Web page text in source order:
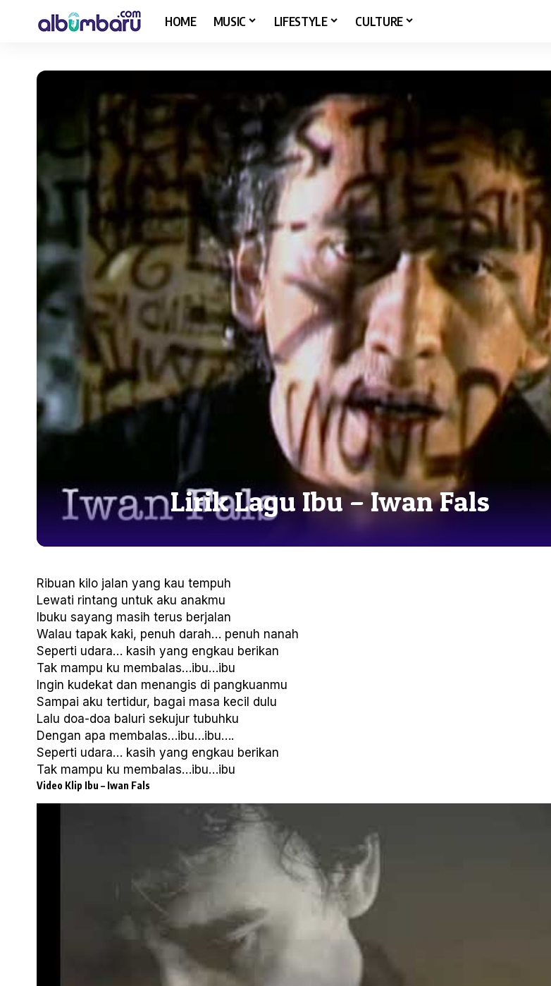
HOME MUSIC LIFESTYLE CULTURE
Lirik Lagu Ibu – Iwan Fals
Ribuan kilo jalan yang kau tempuh
Lewati rintang untuk aku anakmu
Ibuku sayang masih terus berjalan
Walau tapak kaki, penuh darah… penuh nanah
Seperti udara… kasih yang engkau berikan
Tak mampu ku membalas…ibu…ibu
Ingin kudekat dan menangis di pangkuanmu
Sampai aku tertidur, bagai masa kecil dulu
Lalu doa-doa baluri sekujur tubuhku
Dengan apa membalas…ibu…ibu….
Seperti udara… kasih yang engkau berikan
Tak mampu ku membalas…ibu…ibu
Video Klip Ibu – Iwan Fals